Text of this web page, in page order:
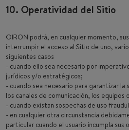
10. Operatividad del Sitio
OIRON podrá, en cualquier momento,
interrumpir el acceso al Sitio de uno,
siguientes casos
- cuando ello sea necesario por
jurídicos y/o estratégicos;
- cuando sea necesario para garantizar
los canales de comunicación, los equipos
- cuando existan sospechas de uso
- en cualquier otra circunstancia
particular cuando el usuario incumpla sus